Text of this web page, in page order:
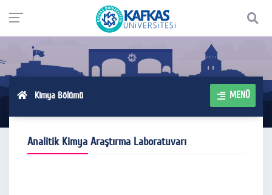
Kimya Bölümü MENÜ
Analitik Kimya Araştırma Laboratuvarı